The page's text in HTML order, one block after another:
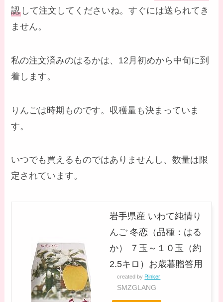
認 して注文してくださいね。すぐには送られてき
ません。
私の注文済みのはるかは、12月初めから中旬に到
着します。
りんごは時期ものです。収穫量も決まっていま
す。
いつでも買えるものではありませんし、数量は限
定されています。
岩手県産 いわて純情り
んご 冬恋（品種：はる
か） ７玉～１０玉（約
2.5キロ）お歳暮贈答用
created by Rinker
SMZGLANG